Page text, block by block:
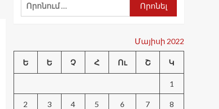
Մայիսի 2022
Ե Ե Չ Հ Ու Շ Կ
1
2 3 4 5 6 7 8